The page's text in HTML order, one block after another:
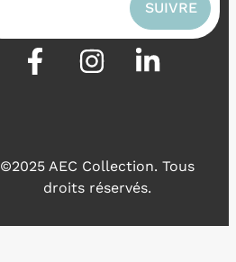
©2025 AEC Collection. Tous
droits réservés.